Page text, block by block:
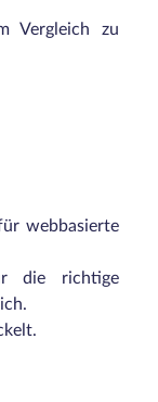
Vergleich zu
webbasierte
die richtige